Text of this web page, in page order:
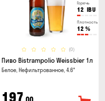
Горечь
12 IBU
Плотность
12 %
(0)
Пиво Bistrampolio Weissbier 1л
Белое, Нефильтрованное, 4.6°
197